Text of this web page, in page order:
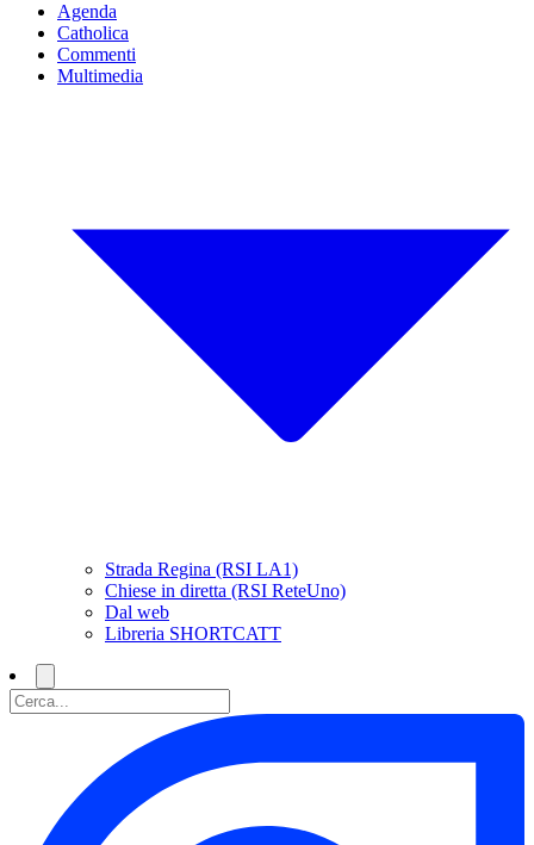
Agenda
Catholica
Commenti
Multimedia
Strada Regina (RSI LA1)
Chiese in diretta (RSI ReteUno)
Dal web
Libreria SHORTCATT